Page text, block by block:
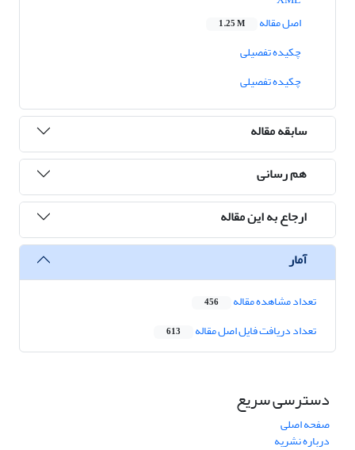
اصل مقاله
1.25 M
چکیده تفصیلی
چکیده تفصیلی
سابقه مقاله
هم رسانی
ارجاع به این مقاله
آمار
تعداد مشاهده مقاله 456
تعداد دریافت فایل اصل مقاله 613
دسترسی سریع
صفحه اصلی
درباره نشریه